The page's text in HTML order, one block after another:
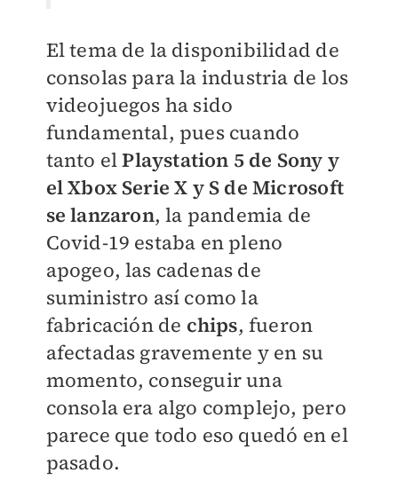
El tema de la disponibilidad de
consolas para la industria de los
videojuegos ha sido
fundamental, pues cuando
tanto elPlaystation 5 de Sony y
el Xbox Serie X y S de Microsoft
se lanzaron, la pandemia de
Covid-19 estaba en pleno
apogeo, las cadenas de
suministro así como la
fabricación de chips, fueron
afectadas gravemente y en su
momento, conseguir una
consola era algo complejo, pero
parece que todo eso quedó en el
pasado.